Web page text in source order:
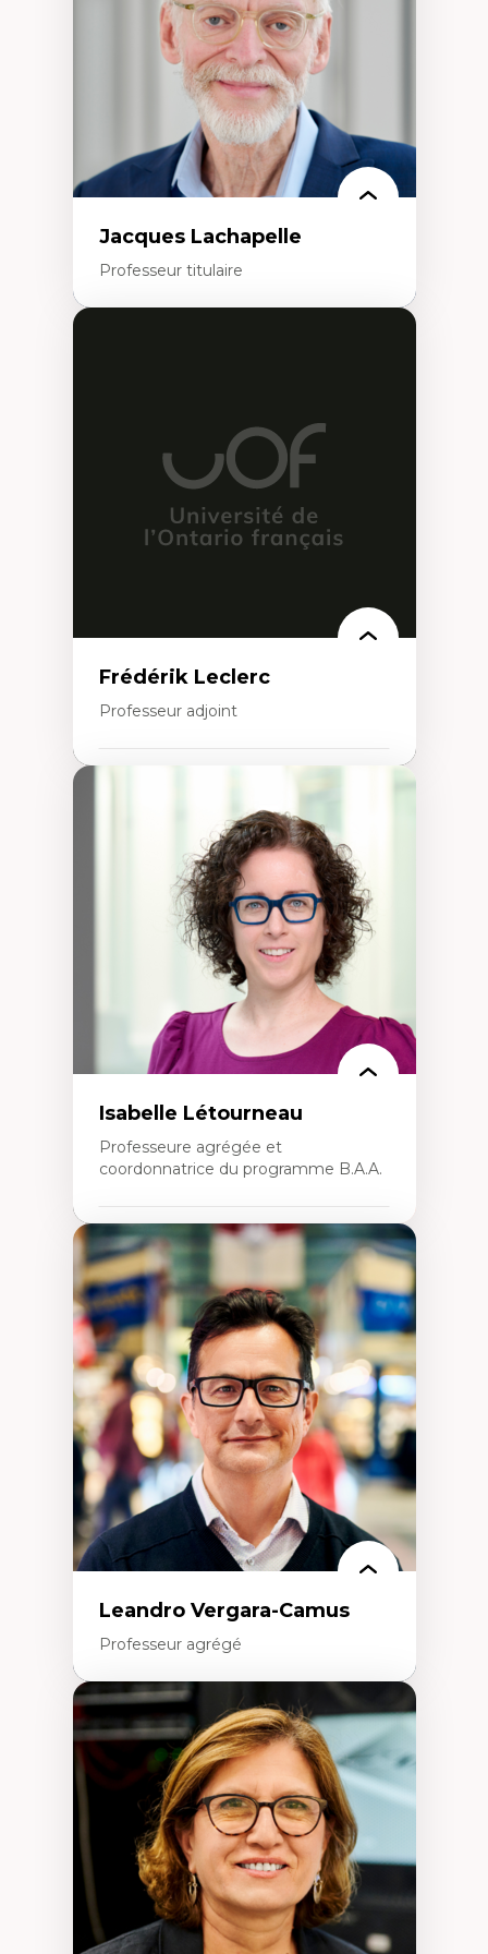
technologies numériques
Résistances et droits numériques
Internet des objets
Problématiques relatives à l’intelligence
artificielle, l’apprentissage machine et les
hautes technologies
Féminismes et nouvelles technologies
Jacques Lachapelle
Professeur titulaire
l'environnement bâti
Conception de projet en milieu existant
Analyse critique en architecture et
enseignement du design architectural et
Frédérik Leclerc
Professeur adjoint
Théories et pratiques de l’urbanisme
Urbanisme durable
Histoire de l’urbanisme
Théories sur la
territorialité/territorialisation
Isabelle Létourneau
Professeure agrégée et
coordonnatrice du programme B.A.A.
Expertises
Conciliation travail-vie personnelle
Gestion des ressources humaines
(attraction et fidélisation de la main-
d’œuvre)
Responsabilité sociale des organisations
Interventions organisationnelles
Comportement organisationnel
(mobilisation au travail)
Recherche qualitative
Éthique des affaires
Leandro Vergara-Camus
Professeur agrégé
Expertises
Amérique latine
Théories du développement et
développement alternatif
Théories de l’État
Développement durable
Économie politique
Théories marxistes
Mouvements sociaux
Transition énergétique
Énergies renouvelables